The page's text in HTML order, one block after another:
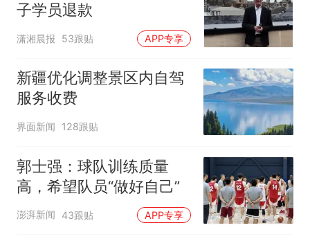
子学员退款
潇湘晨报 53跟贴 APP专享
新疆优化调整景区内自驾
服务收费
界面新闻 128跟贴
郭士强：球队训练质量
高，希望队员“做好自己”
澎湃新闻 43跟贴 APP专享